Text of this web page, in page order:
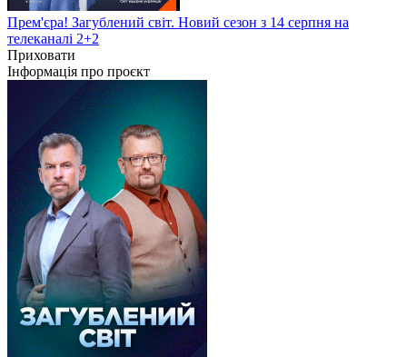
Прем'єра! Загублений світ. Новий сезон з 14 серпня на
телеканалі 2+2
Приховати
Інформація про проєкт